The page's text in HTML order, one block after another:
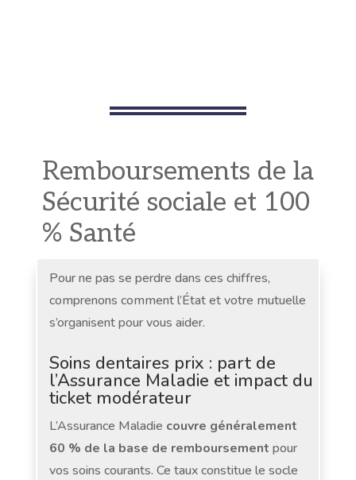
Remboursements de la
Sécurité sociale et 100
% Santé
Pour ne pas se perdre dans ces chiffres,
comprenons comment l’État et votre mutuelle
s’organisent pour vous aider.
Soins dentaires prix : part de
l’Assurance Maladie et impact du
ticket modérateur
L’Assurance Maladie couvre généralement
60 % de la base de remboursement pour
vos soins courants. Ce taux constitue le socle